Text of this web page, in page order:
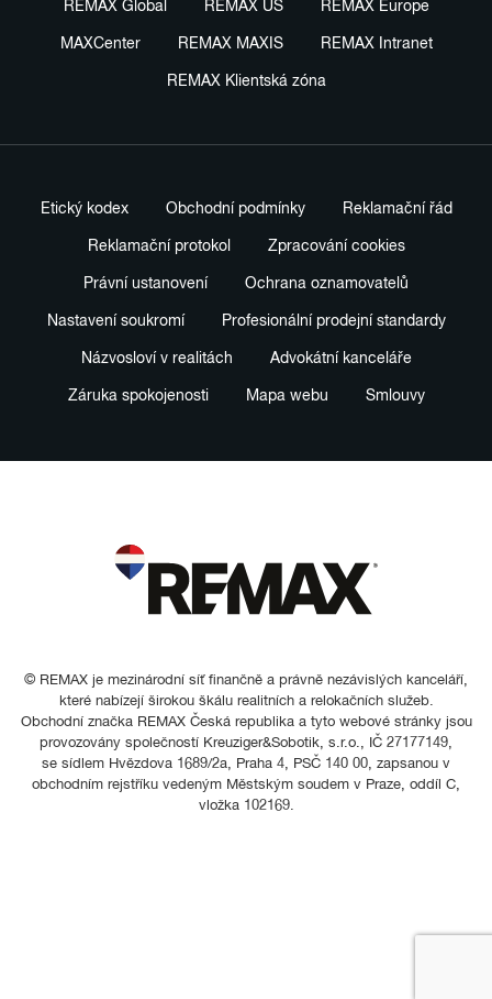
REMAX Global REMAX US REMAX Europe
MAXCenter REMAX MAXIS REMAX Intranet
REMAX Klientská zóna
Etický kodex Obchodní podmínky Reklamační řád
Reklamační protokol Zpracování cookies
Právní ustanovení Ochrana oznamovatelů
Nastavení soukromí Profesionální prodejní standardy
Názvosloví v realitách Advokátní kanceláře
Záruka spokojenosti Mapa webu Smlouvy
© REMAX je mezinárodní síť finančně a právně nezávislých kanceláří,
které nabízejí širokou škálu realitních a relokačních služeb.
Obchodní značka REMAX Česká republika a tyto webové stránky jsou
provozovány společností Kreuziger&Sobotik, s.r.o., IČ 27177149,
se sídlem Hvězdova 1689/2a, Praha 4, PSČ 140 00, zapsanou v
obchodním rejstříku vedeným Městským soudem v Praze, oddíl C,
vložka 102169.